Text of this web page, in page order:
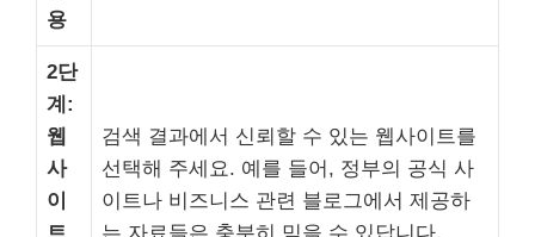
용
2단
계:
웹
사
이
검색 결과에서 신뢰할 수 있는 웹사이트를
선택해 주세요. 예를 들어, 정부의 공식 사
이트나 비즈니스 관련 블로그에서 제공하